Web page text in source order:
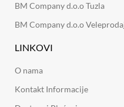
BM Company d.o.o Tuzla
BM Company d.o.o
LINKOVI
O nama
Kontakt Informacije